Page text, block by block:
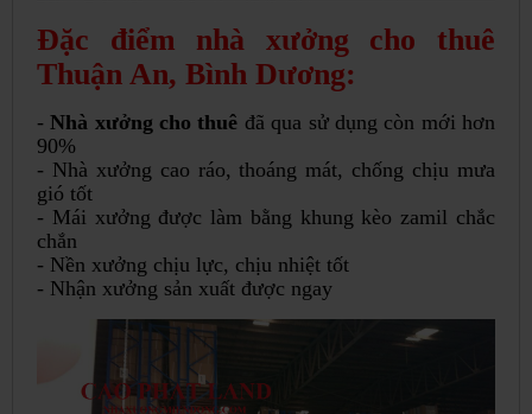
Đặc điểm nhà xưởng cho thuê
Thuận An, Bình Dương:
-Nhà xưởng cho thuê đã qua sử dụng còn mới hơn
90%
- Nhà xưởng cao ráo, thoáng mát, chống chịu mưa
gió tốt
- Mái xưởng được làm bằng khung kèo zamil chắc
chắn
- Nền xưởng chịu lực, chịu nhiệt tốt
- Nhận xưởng sản xuất được ngay